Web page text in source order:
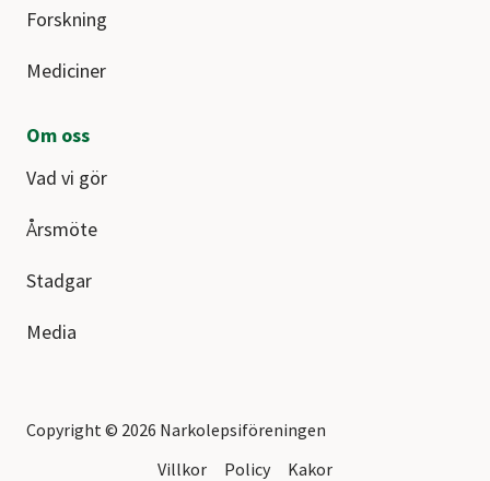
Forskning
Mediciner
Om oss
Vad vi gör
Årsmöte
Stadgar
Media
Copyright © 2026 Narkolepsiföreningen
Villkor
Policy Kakor